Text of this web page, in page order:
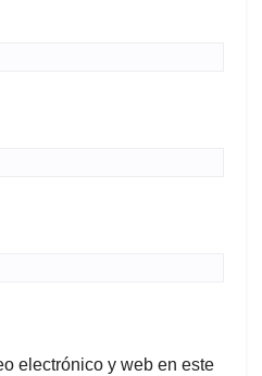
electrónico y web en este